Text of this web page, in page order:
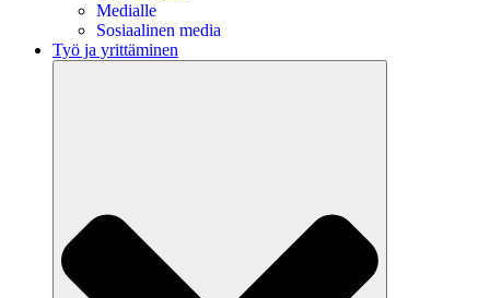
Medialle
Sosiaalinen media
Työ ja yrittäminen